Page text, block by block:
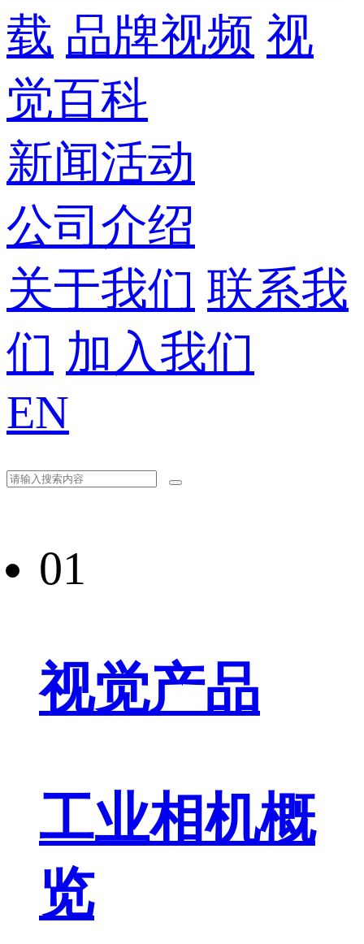
载 品牌视频 视
觉百科
新闻活动
公司介绍
关于我们 联系我
们 加入我们
EN
01
视觉产品
工业相机概
览